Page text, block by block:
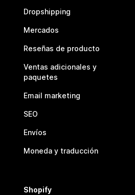
Dropshipping
Mercados
Reseñas de producto
Ventas adicionales y
paquetes
Email marketing
SEO
Envíos
Moneda y traducción
Shopify